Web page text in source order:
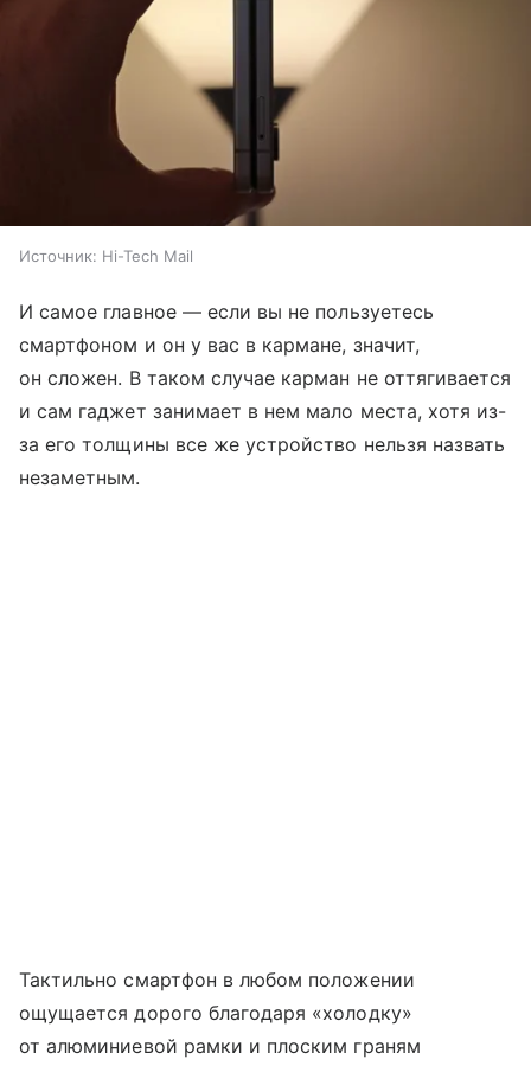
Источник: Hi-Tech Mail
И самое главное — если вы не пользуетесь
смартфоном и он у вас в кармане, значит,
он сложен. В таком случае карман не оттягивается
и сам гаджет занимает в нем мало места, хотя из-
за его толщины все же устройство нельзя назвать
незаметным.
Тактильно смартфон в любом положении
ощущается дорого благодаря «холодку»
от алюминиевой рамки и плоским граням